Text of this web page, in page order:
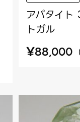
アパタイ
トガル
¥88,000